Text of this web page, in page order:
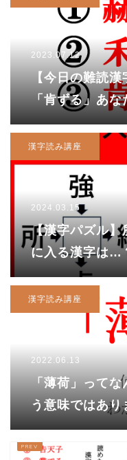
2023.07.12
【今日の難読
「肯ずる」あ
漢字読み講座
2024.03.15
【漢字パズル
に入る漢字は…
漢字読み講座
2022.06.13
「薄荷」って
う意味ではあり